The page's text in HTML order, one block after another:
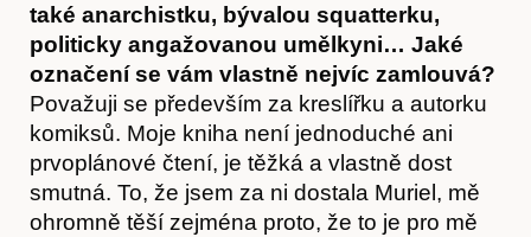
také anarchistku, bývalou squatterku,
politicky angažovanou umělkyni… Jaké
označení se vám vlastně nejvíc zamlouvá?
Považuji se především za kreslířku a autorku
komiksů. Moje kniha není jednoduché ani
prvoplánové čtení, je těžká a vlastně dost
smutná. To, že jsem za ni dostala Muriel, mě
ohromně těší zejména proto, že to je pro mě